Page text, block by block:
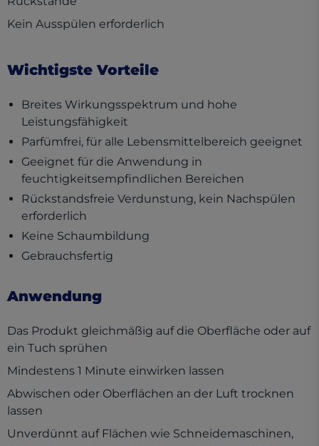
Kein Ausspülen erforderlich
Wichtigste Vorteile
Breites Wirkungsspektrum und hohe
Leistungsfähigkeit
Parfümfrei, für alle Lebensmittelbereich geeignet
Geeignet für die Anwendung in
feuchtigkeitsempfindlichen Bereichen
Rückstandsfreie Verdunstung, kein Nachspülen
erforderlich
Keine Schaumbildung
Gebrauchsfertig
Anwendung
Das Produkt gleichmäßig auf die Oberfläche oder auf
ein Tuch sprühen
Mindestens 1 Minute einwirken lassen
Abwischen oder Oberflächen an der Luft trocknen
lassen
Unverdünnt auf Flächen wie Schneidemaschinen,